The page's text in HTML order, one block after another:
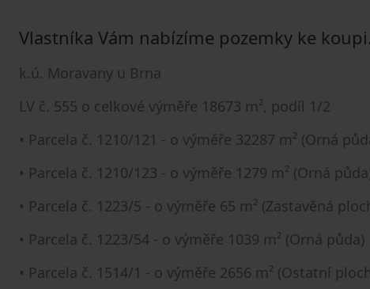
Vlastníka Vám nabízíme pozemky ke koupi.
k.ú. Moravany u Brna
LV č. 555 o celkové výměře 18673 m², podíl 1/2
• Parcela č. 1210/121 - o výměře 32287 m² (Orná
• Parcela č. 1210/123 - o výměře 1279 m² (Orná
• Parcela č. 1223/5 - o výměře 65 m² (Zastavěná
• Parcela č. 1223/54 - o výměře 1039 m² (Orná půda)
• Parcela č. 1514/1 - o výměře 2656 m² (Ostatní